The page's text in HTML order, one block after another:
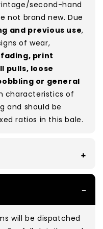
second-hand
not brand new. Due
and previous use,
of wear,
print
pulls, loose
or general
characteristics of
and should be
ratios in this bale.
great condition
While they are
significant defects
will be dispatched